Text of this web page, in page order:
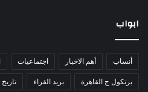
ابواب
أنساب أهم الاخبار اجتماعيات
برتكول ج القاهرة بريد القراء